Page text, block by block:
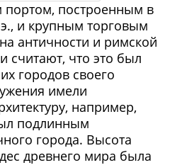
построенным в
и крупным торговым
античности и римской
считают, что это был
городов своего
имели
например,
подлинным
города. Высота
древнего мира была